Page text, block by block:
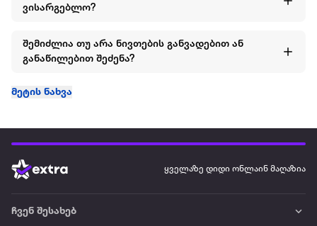
ვისარგებლო?
შემიძლია თუ არა ნივთების განვადებით ან
განაწილებით შეძენა?
მეტის ნახვა
ყველაზე დიდი ონლაინ მაღაზია
ჩვენ შესახებ